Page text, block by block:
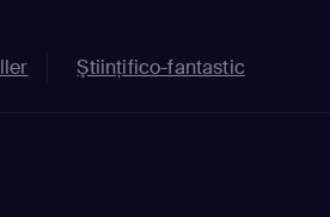
Ştiinţifico-fantastic